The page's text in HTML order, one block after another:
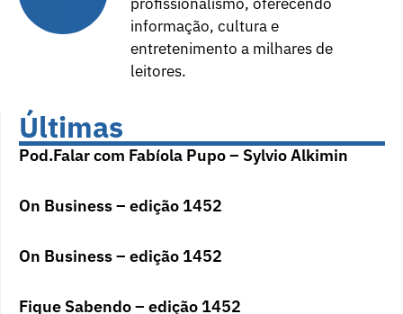
informação, cultura e
entretenimento a milhares de
leitores.
Últimas
Pod.Falar com Fabíola Pupo – Sylvio Alkimin
On Business – edição 1452
On Business – edição 1452
Fique Sabendo – edição 1452